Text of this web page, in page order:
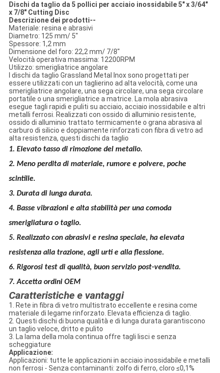
Dischi da taglio da 5 pollici per acciaio inossidabile 5" x 3/64"
x 7/8" Cutting Disc
Descrizione dei prodotti--
Materiale: resina e abrasivi
Diametro: 125 mm/ 5"
Spessore: 1,2 mm
Dimensione del foro: 22,2 mm/ 7/8"
Velocità operativa massima: 12200RPM
Utilizzo: smerigliatrice angolare
I dischi da taglio Grassland Metal Inox sono progettati per
essere utilizzati con un taglierino ad alta velocità, come una
smerigliatrice angolare, una sega circolare, una sega circolare
portatile o una smerigliatrice a matrice. La mola abrasiva
esegue tagli rapidi e puliti su acciaio, acciaio inossidabile e altri
metalli ferrosi. Realizzati con ossido di alluminio resistente,
ossido di alluminio trattato termicamente o grana abrasiva al
carburo di silicio e doppiamente rinforzati con fibra di vetro ad
alta resistenza, questi dischi da taglio
1. Elevato tasso di rimozione del metallo.
2. Meno perdita di materiale, rumore e polvere, poche
scintille.
3. Durata di lunga durata.
4. Basse vibrazioni e alta stabilità per una comoda
smerigliatura o taglio.
5. Realizzato con abrasivi e resina speciale, ha elevata
resistenza alla trazione, agli urti e alla flessione.
6. Rigorosi test di qualità, buon servizio post-vendita.
7. Accetta ordini OEM
Caratteristiche e vantaggi
1. Rete in fibra di vetro multistrato eccellente e resina come
materiale di legame rinforzato. Elevata efficienza di taglio.
2. Questi dischi di buona qualità e di lunga durata garantiscono
un taglio veloce, dritto e pulito
3. La lama della mola continua offre tagli lisci e senza
scheggiature
Applicazione:
Applicazioni: tutte le applicazioni in acciaio inossidabile e metalli
non ferrosi - Senza contaminanti: zolfo di ferro, cloro ≤0,1%